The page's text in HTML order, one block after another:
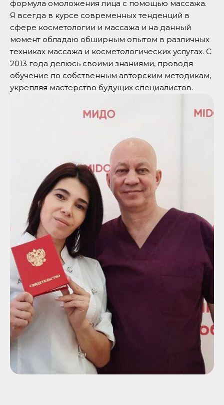
формула омоложения лица с помощью массажа.
Я всегда в курсе современных тенденций в
сфере косметологии и массажа и на данный
момент обладаю обширным опытом в различных
техниках массажа и косметологических услугах. С
2013 года делюсь своими знаниями, проводя
обучение по собственным авторским методикам,
укрепляя мастерство будущих специалистов.